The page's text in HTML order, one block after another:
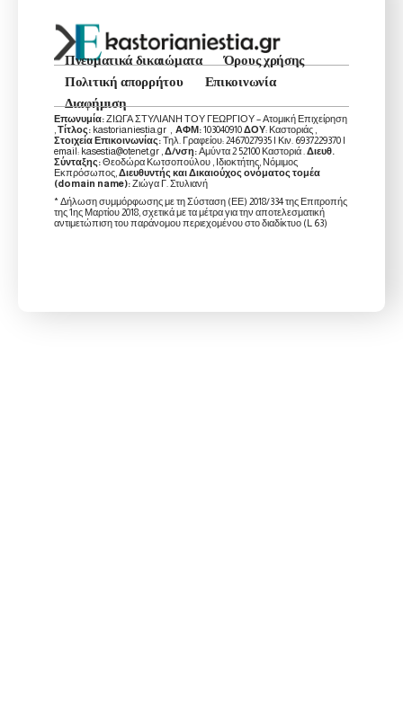
Πνευματικά δικαιώματα
Όρους χρήσης
Πολιτική απορρήτου
Επικοινωνία
Διαφήμιση
Επωνυμία:ΖΙΩΓΑ ΣΤΥΛΙΑΝΗ ΤΟΥ ΓΕΩΡΓΙΟΥ – Ατομική Επιχείρηση
Τίτλος: kastorianiestia.gr , ΑΦΜ:103040910ΔΟΥ: Καστοριάς ,
Στοιχεία Επικοινωνίας:Τηλ. Γραφείου: 2467027935 | Κιν. 6937229370 |
email: kasestia@otenet.gr , Δ/νση:Αμύντα 2 52100 Καστοριά . Διευθ.
Σύνταξης:Θεοδώρα Κωτσοπούλου , Ιδιοκτήτης, Νόμιμος
Εκπρόσωπος, Διευθυντής και Δικαιούχος ονόματος τομέα
(domain name):Ζιώγα Γ. Στυλιανή
* Δήλωση συμμόρφωσης με τη Σύσταση (ΕΕ) 2018/334 της Επιτροπής
της 1ης Μαρτίου 2018, σχετικά με τα μέτρα για την αποτελεσματική
αντιμετώπιση του παράνομου περιεχομένου στο διαδίκτυο (L 63)